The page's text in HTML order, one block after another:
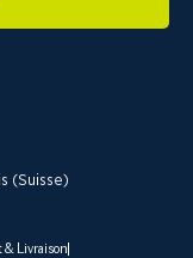
(Suisse)
& Livraison